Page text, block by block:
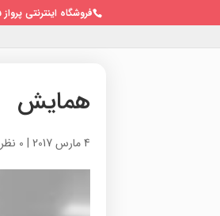
فروشگاه اینترنتی پرواز 09128501125 / 02122691010
همایش
4 مارس 2017 | 0 نظر